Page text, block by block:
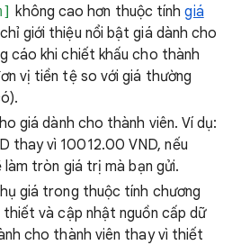
không cao hơn thuộc tínhgiá
giới thiệu nổi bật giá dành cho
cáo khi chiết khấu cho thành
vị tiền tệ so với giá thường
giá dành cho thành viên. Ví dụ:
thay vì 10012.00 VND, nếu
tròn giá trị mà bạn gửi.
giá trong thuộc tính chương
và cập nhật nguồn cấp dữ
cho thành viên thay vì thiết